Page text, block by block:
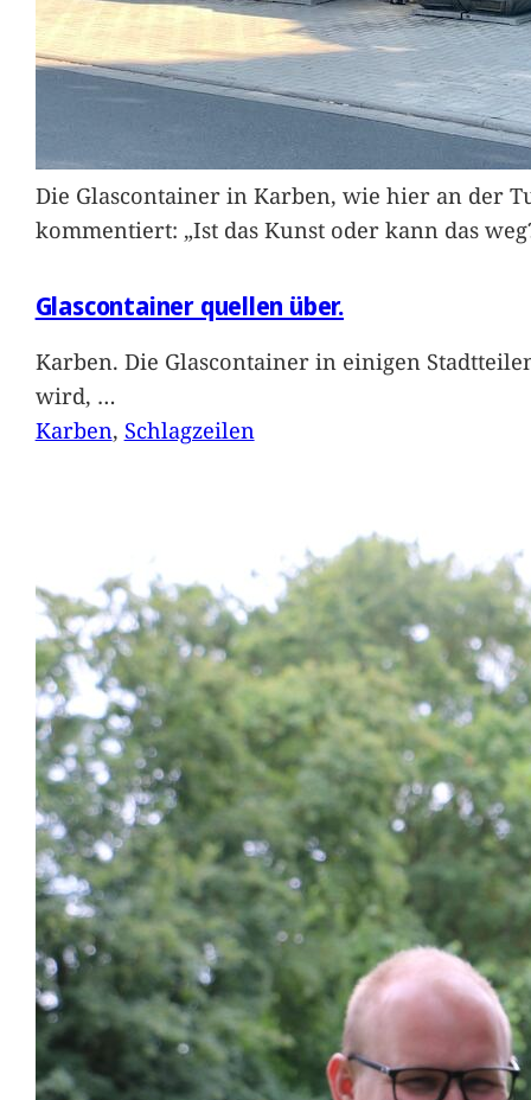
Die Glascontainer in Karben, wie hier an der
kommentiert: „Ist das Kunst oder kann das
Glascontainer quellen über.
Karben. Die Glascontainer in einigen
wird, …
Karben, Schlagzeilen